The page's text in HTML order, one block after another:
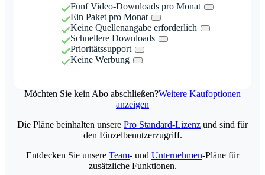
Fünf Video-Downloads pro Monat
Ein Paket pro Monat
Keine Quellenangabe erforderlich
Schnellere Downloads
Prioritätssupport
Keine Werbung
Möchten Sie kein Abo abschließen?Weitere Kaufoptionen
anzeigen
Die Pläne beinhalten unsere Pro Standard-Lizenz und sind für
den Einzelbenutzerzugriff.
Entdecken Sie unsere Team- und Unternehmen-Pläne für
zusätzliche Funktionen.